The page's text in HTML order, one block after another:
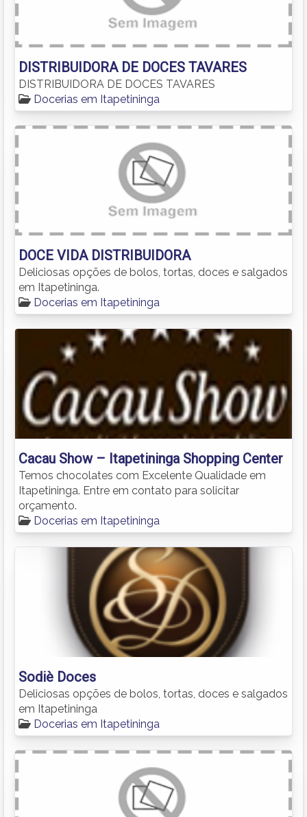
DISTRIBUIDORA DE DOCES TAVARES
DISTRIBUIDORA DE DOCES TAVARES
Docerias em Itapetininga
DOCE VIDA DISTRIBUIDORA
Deliciosas opções de bolos, tortas, doces e salgados
em Itapetininga.
Docerias em Itapetininga
Cacau Show – Itapetininga Shopping Center
Temos chocolates com Excelente Qualidade em
Itapetininga. Entre em contato para solicitar
orçamento.
Docerias em Itapetininga
Sodiè Doces
Deliciosas opções de bolos, tortas, doces e salgados
em Itapetininga
Docerias em Itapetininga